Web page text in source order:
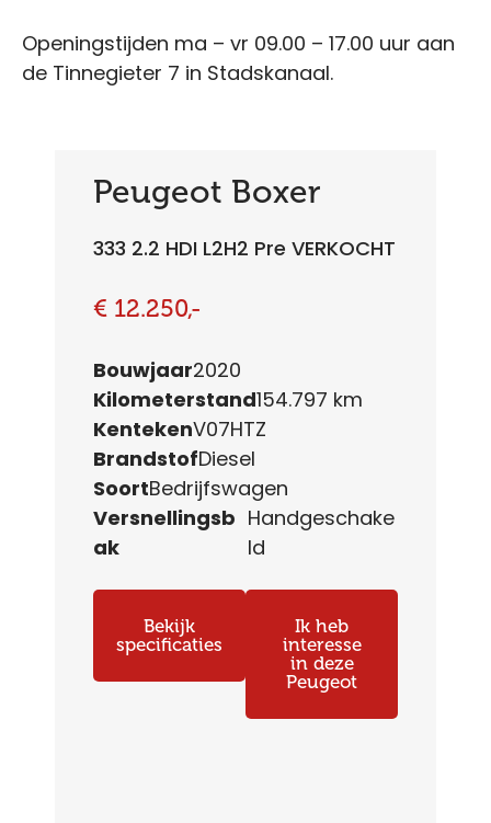
Openingstijden ma – vr 09.00 – 17.00 uur aan
de Tinnegieter 7 in Stadskanaal.
Peugeot Boxer
333 2.2 HDI L2H2 Pre VERKOCHT
€ 12.250,-
Bouwjaar2020
Kilometerstand154.797 km
KentekenV07HTZ
BrandstofDiesel
SoortBedrijfswagen
Versnellingsb
ak
Handgeschake
ld
Bekijk
specificaties
Ik heb
interesse
in deze
Peugeot